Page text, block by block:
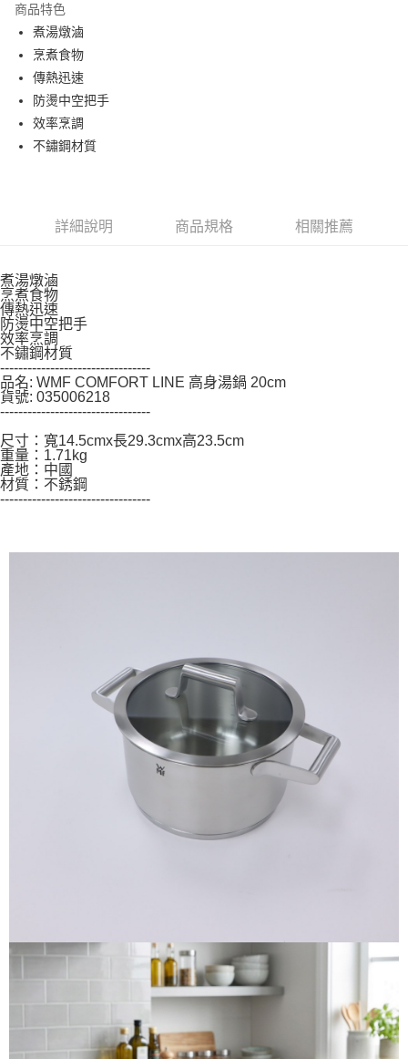
【「AFTEE先享後付」結帳流程】
１．於結帳方式選擇「AFTEE先享後付」後，將跳轉至「AFTEE先享後付」
結帳頁面，進行簡訊認證並確認金額後，即可完成結帳。
２．訂單成立數日內，您將收到繳費通知簡訊。
ATM／網路銀行／等多元方式進行付款，方視為交易完成。
※ 請注意：結帳手續完成當下不需立刻繳費，但若您需要取消訂單，請聯絡
購買商品的店家。未經商家同意取消之訂單仍視為有效，需透過AFTEE先享
後付繳納相關費用。
【注意事項】
權轉讓予恩沛科技股份有限公司。
２．關於個人資料處理事宜，請瀏覽以下網址：
https://aftee.tw/terms/#terms3
３．未成年的使用者請事先徵得法定代理人或監護人之同意方可使用
「AFTEE先享後付」，若未經同意申辦者引起之損失，本公司不負相關責
任。
４．使用「AFTEE先享後付」時，將依據個別帳號之用戶狀況，依本公司即
時審查核予不同之上限額度；若仍有額度不足之情形，本公司將視審查結果
請求用戶進行身份認證。
５．嚴禁一人註冊多個帳號或使用他人資訊註冊。若發現惡意使用之情形，
恩沛科技股份有限公司將有權停止該用戶之使用額度並採取法律行動。
商品特色
煮湯燉滷
烹煮食物
傳熱迅速
防燙中空把手
效率烹調
不鏽鋼材質
詳細說明 商品規格 相關推薦
煮湯燉滷
烹煮食物
傳熱迅速
防燙中空把手
效率烹調
不鏽鋼材質
---------------------------------
品名: WMF COMFORT LINE 高身湯鍋 20cm
貨號: 035006218
---------------------------------
尺寸：寬14.5cmx長29.3cmx高23.5cm
重量：1.71kg
產地：中國
材質：不銹鋼
---------------------------------